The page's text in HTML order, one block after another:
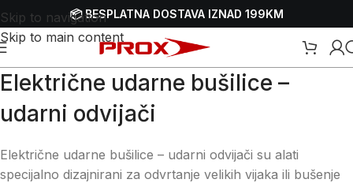
Skip to navigation
Skip to main content
📦 BESPLATNA DOSTAVA IZNAD 199KM
Električne udarne bušilice –
udarni odvijači
Električne udarne bušilice – udarni odvijači su alati
specijalno dizajnirani za odvrtanje velikih vijaka ili bušenje